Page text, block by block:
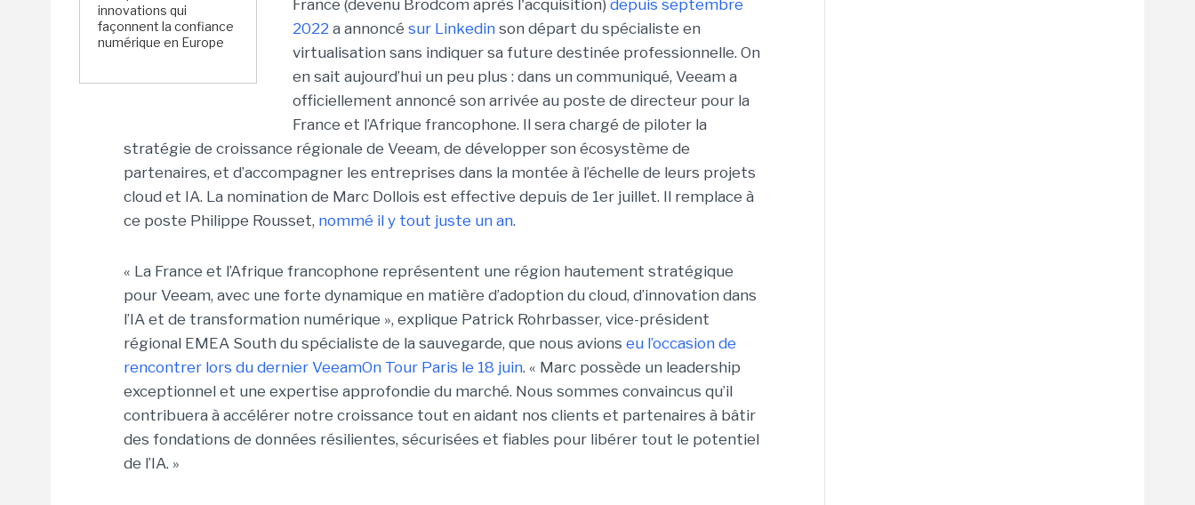
innovations qui
façonnent la confiance
numérique en Europe
France (devenu Brodcom après l'acquisition) depuis septembre
2022 a annoncé sur Linkedin son départ du spécialiste en
virtualisation sans indiquer sa future destinée professionnelle. On
en sait aujourd’hui un peu plus : dans un communiqué, Veeam a
officiellement annoncé son arrivée au poste de directeur pour la
France et l’Afrique francophone. Il sera chargé de piloter la
stratégie de croissance régionale de Veeam, de développer son écosystème de
partenaires, et d’accompagner les entreprises dans la montée à l’échelle de leurs projets
cloud et IA. La nomination de Marc Dollois est effective depuis de 1er juillet. Il remplace à
ce poste Philippe Rousset, nommé il y tout juste un an.
« La France et l’Afrique francophone représentent une région hautement stratégique
pour Veeam, avec une forte dynamique en matière d’adoption du cloud, d’innovation dans
l’IA et de transformation numérique », explique Patrick Rohrbasser, vice-président
régional EMEA South du spécialiste de la sauvegarde, que nous avions eu l’occasion de
rencontrer lors du dernier VeeamOn Tour Paris le 18 juin. « Marc possède un leadership
exceptionnel et une expertise approfondie du marché. Nous sommes convaincus qu’il
contribuera à accélérer notre croissance tout en aidant nos clients et partenaires à bâtir
des fondations de données résilientes, sécurisées et fiables pour libérer tout le potentiel
de l’IA. »